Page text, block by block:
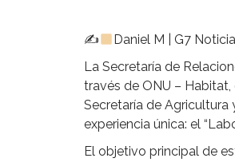
✍
Daniel M | G7
La Secretaría de
través de ONU –
Secretaría de Agricultura
experiencia única: el
El objetivo principal de